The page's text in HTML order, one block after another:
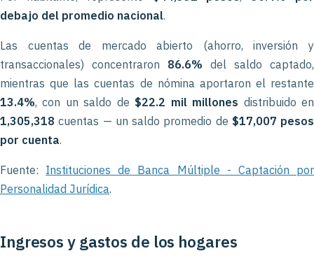
debajo del promedio nacional.
Las cuentas de mercado abierto (ahorro, inversión y
transaccionales) concentraron 86.6% del saldo captado,
mientras que las cuentas de nómina aportaron el restante
13.4%, con un saldo de $22.2 mil millones distribuido en
1,305,318 cuentas — un saldo promedio de $17,007 pesos
por cuenta.
Fuente: Instituciones de Banca Múltiple - Captación por
Personalidad Jurídica.
Ingresos y gastos de los hogares